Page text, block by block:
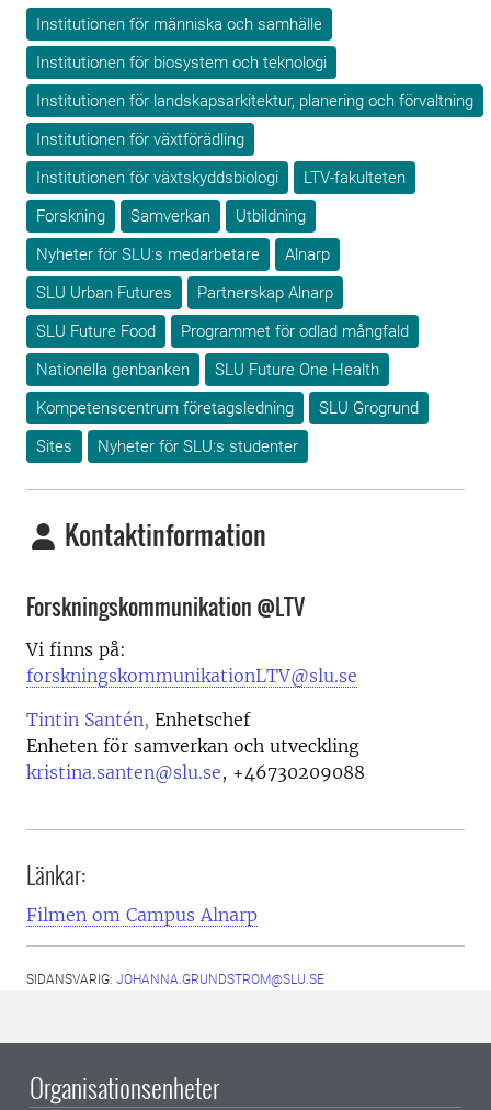
Institutionen för människa och samhälle
Institutionen för biosystem och teknologi
Institutionen för landskapsarkitektur, planering och förvaltning
Institutionen för växtförädling
Institutionen för växtskyddsbiologi
LTV-fakulteten
Forskning
Samverkan
Utbildning
Nyheter för SLU:s medarbetare
Alnarp
SLU Urban Futures
Partnerskap Alnarp
SLU Future Food
Programmet för odlad mångfald
Nationella genbanken
SLU Future One Health
Kompetenscentrum företagsledning
SLU Grogrund
Sites
Nyheter för SLU:s studenter
Kontaktinformation
Forskningskommunikation @LTV
Vi finns på:
forskningskommunikationLTV@slu.se
Tintin Santén, Enhetschef
Enheten för samverkan och utveckling
kristina.santen@slu.se, +46730209088
Länkar:
Filmen om Campus Alnarp
SIDANSVARIG: JOHANNA.GRUNDSTROM@SLU.SE
Organisationsenheter